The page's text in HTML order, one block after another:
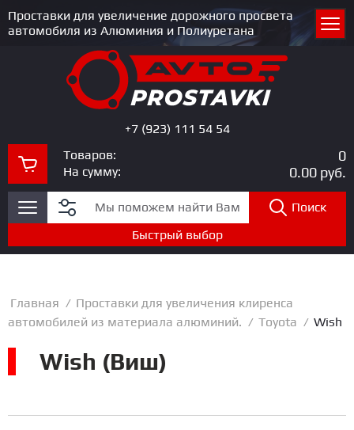
Проставки для увеличение дорожного просвета
автомобиля из Алюминия и Полиуретана
Поиск
+7 (923) 111 54 54
Товаров:
0
На сумму: 0.00 руб.
Быстрый выбор
Главная / Проставки для увеличения клиренса
автомобилей из материала алюминий. / Toyota / Wish
Wish (Виш)